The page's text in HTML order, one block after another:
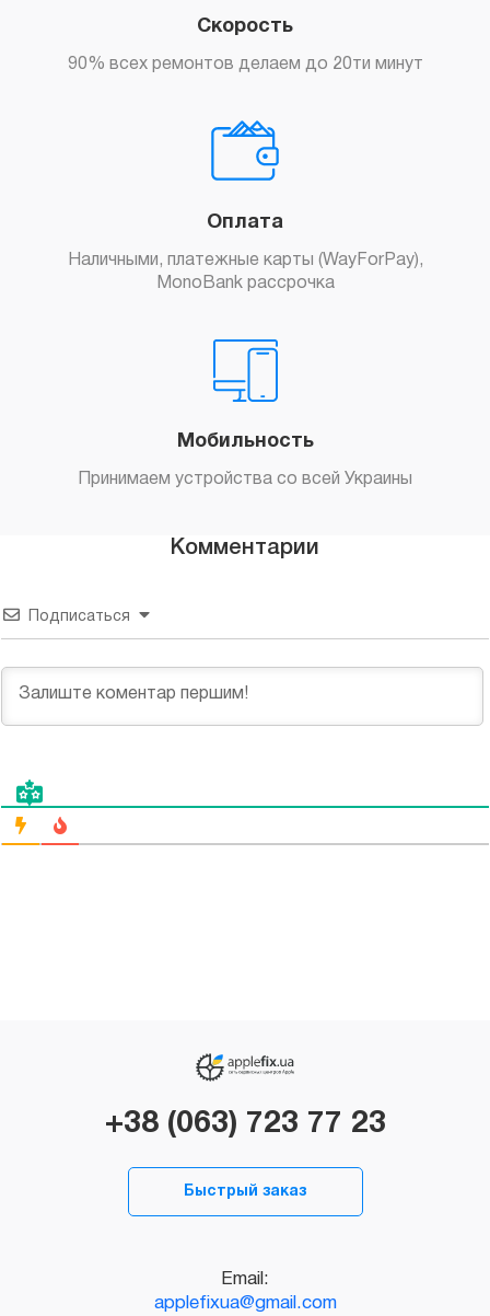
Скорость
90% всех ремонтов делаем до 20ти минут
Оплата
Наличными, платежные карты (WayForPay),
MonoBank рассрочка
Мобильность
Принимаем устройства со всей Украины
Комментарии
Подписаться
+38 (063) 723 77 23
Быстрый заказ
Email:
applefixua@gmail.com